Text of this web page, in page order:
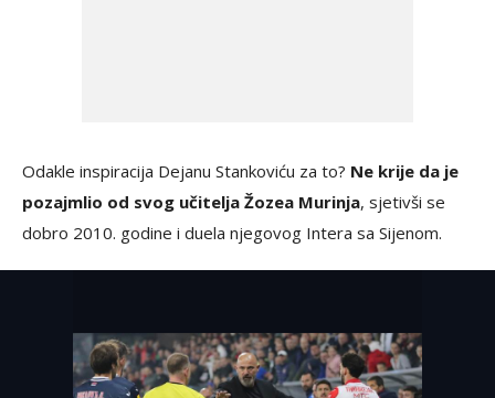
Odakle inspiracija Dejanu Stankoviću za to? Ne krije da je
pozajmlio od svog učitelja Žozea Murinja, sjetivši se
dobro 2010. godine i duela njegovog Intera sa Sijenom.